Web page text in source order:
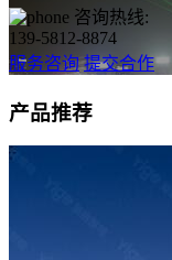
咨询热线:
139-5812-8874
服务咨询 提交合作
产品推荐